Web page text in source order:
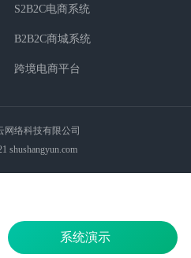
S2B2C电商系统
B2B2C商城系统
跨境电商平台
网络科技有限公司
shushangyun.com
系统演示